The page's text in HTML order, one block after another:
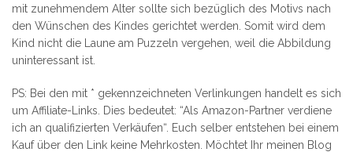
mit zunehmendem Alter sollte sich bezüglich des Motivs nach
den Wünschen des Kindes gerichtet werden. Somit wird dem
Kind nicht die Laune am Puzzeln vergehen, weil die Abbildung
uninteressant ist.
PS: Bei den mit * gekennzeichneten Verlinkungen handelt es sich
um Affiliate-Links. Dies bedeutet: “Als Amazon-Partner verdiene
ich an qualifizierten Verkäufen“. Euch selber entstehen bei einem
Kauf über den Link keine Mehrkosten. Möchtet Ihr meinen Blog